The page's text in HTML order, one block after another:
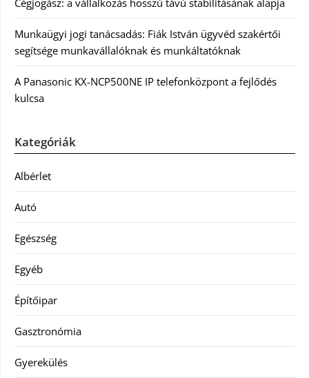
Cégjogász: a vállalkozás hosszú távú stabilitásának alapja
Munkaügyi jogi tanácsadás: Fiák István ügyvéd szakértői
segítsége munkavállalóknak és munkáltatóknak
A Panasonic KX-NCP500NE IP telefonközpont a fejlődés
kulcsa
Kategóriák
Albérlet
Autó
Egészség
Egyéb
Építőipar
Gasztronómia
Gyerekülés